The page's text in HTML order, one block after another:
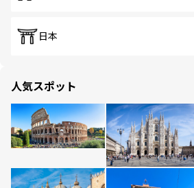
日本
人気スポット